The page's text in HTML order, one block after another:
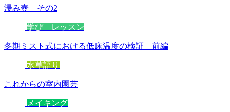
浸み壺 その2
学び レッスン
冬期ミスト式における低床温度の検証 前編
水草語り
これからの室内園芸
メイキング